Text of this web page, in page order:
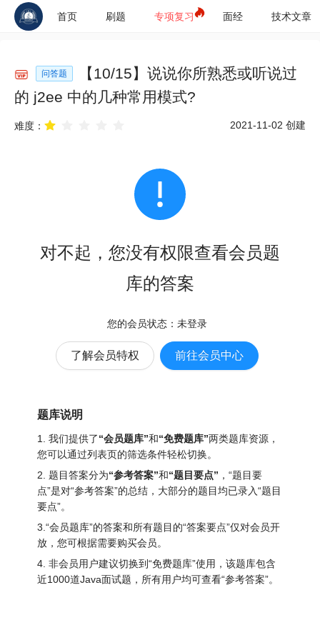
首页 刷题 专项复习 面经 技术文章
问答题 【10/15】 说说你所熟悉或听说过
的 j2ee 中的几种常用模式?
难度： 2021-11-02 创建
对不起，您没有权限查看会员题
库的答案
您的会员状态： 未登录
了解会员特权 前往会员中心
题库说明
1. 我们提供了“会员题库”和“免费题库”两类题库资源，
您可以通过列表页的筛选条件轻松切换。
2. 题目答案分为“参考答案”和“题目要点” ，“题目要
点”是对“参考答案”的总结，大部分的题目均已录入“题目
要点”。
3.“会员题库”的答案和所有题目的“答案要点”仅对会员开
放，您可根据需要购买会员。
4. 非会员用户建议切换到“免费题库”使用，该题库包含
近1000道Java面试题 ，所有用户均可查看“参考答案”。